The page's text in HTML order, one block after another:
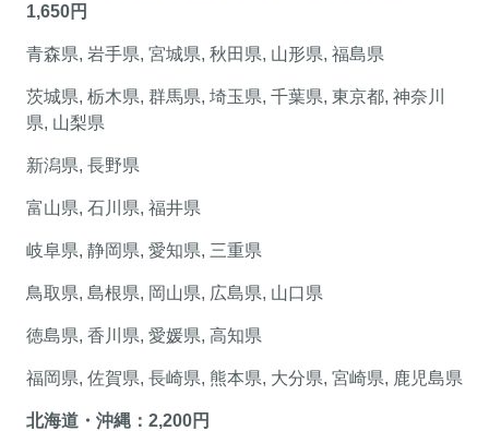
1,650円
青森県, 岩手県, 宮城県, 秋田県, 山形県, 福島県
茨城県, 栃木県, 群馬県, 埼玉県, 千葉県, 東京都, 神奈川
県, 山梨県
新潟県, 長野県
富山県, 石川県, 福井県
岐阜県, 静岡県, 愛知県, 三重県
鳥取県, 島根県, 岡山県, 広島県, 山口県
徳島県, 香川県, 愛媛県, 高知県
福岡県, 佐賀県, 長崎県, 熊本県, 大分県, 宮崎県, 鹿児島県
北海道・沖縄：2,200円